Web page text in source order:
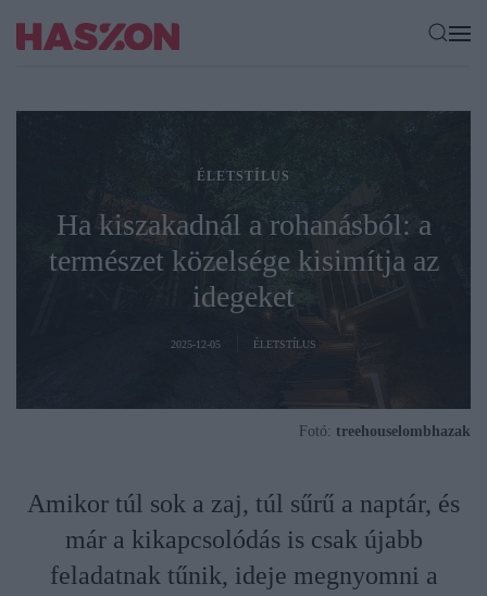
ÉLETSTÍLUS
Ha kiszakadnál a rohanásból: a
természet közelsége kisimítja az
idegeket
2025-12-05 ÉLETSTÍLUS
Fotó: treehouselombhazak
Amikor túl sok a zaj, túl sűrű a naptár, és
már a kikapcsolódás is csak újabb
feladatnak tűnik, ideje megnyomni a